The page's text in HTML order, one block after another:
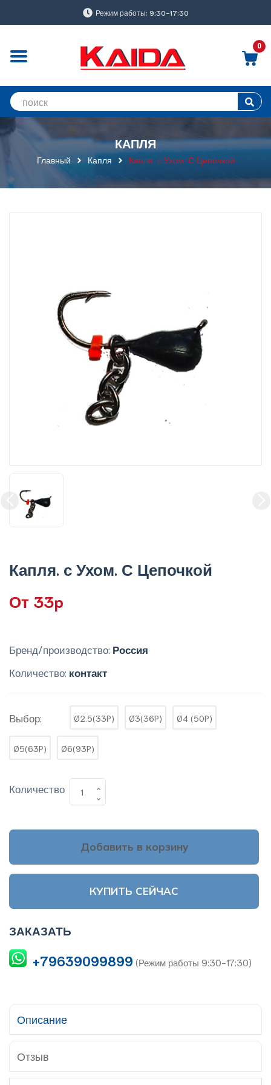
Режим работы: 9:30-17:30
0
КАПЛЯ
Главный Капля Капля. с Ухом. С Цепочкой
Капля. с Ухом. С Цепочкой
От 33p
Бренд/производство: Россия
Количество: контакт
Выбор: Ø2.5(33P) Ø3(36P) Ø4 (50P)
Ø5(63P) Ø6(93P)
Количество
Добавить в корзину
КУПИТЬ СЕЙЧАС
ЗАКАЗАТЬ
+79639099899 (Режим работы 9:30-17:30)
Описание
Отзыв